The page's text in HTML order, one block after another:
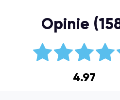
Opinie
4.97